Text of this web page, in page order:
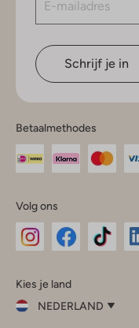
Schrijf je in
Betaalmethodes
Volg ons
InstagramFacebook
Kies je land
NEDERLAND